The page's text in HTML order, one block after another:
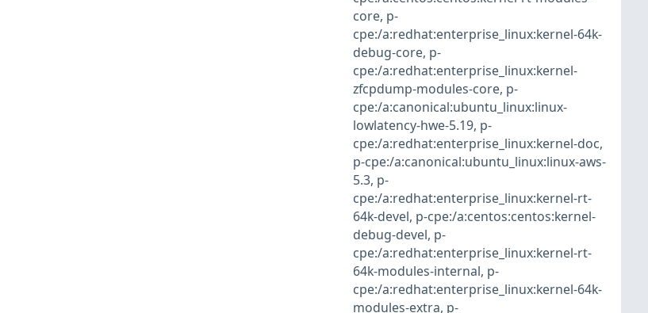
core, p-
cpe:/a:redhat:enterprise_linux:kernel-64k-
debug-core, p-
cpe:/a:redhat:enterprise_linux:kernel-
zfcpdump-modules-core, p-
cpe:/a:canonical:ubuntu_linux:linux-
lowlatency-hwe-5.19, p-
cpe:/a:redhat:enterprise_linux:kernel-doc,
p-cpe:/a:canonical:ubuntu_linux:linux-aws-
5.3, p-
cpe:/a:redhat:enterprise_linux:kernel-rt-
64k-devel, p-cpe:/a:centos:centos:kernel-
debug-devel, p-
cpe:/a:redhat:enterprise_linux:kernel-rt-
64k-modules-internal, p-
cpe:/a:redhat:enterprise_linux:kernel-64k-
modules-extra, p-